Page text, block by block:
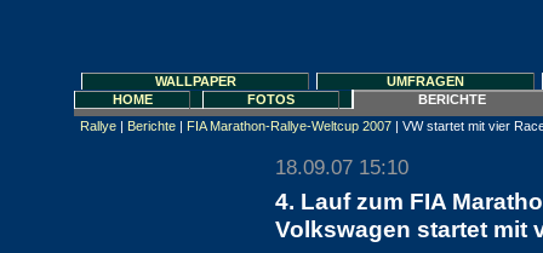
WALLPAPER
UMFRAGEN
HOME
FOTOS
BERICHTE
Rallye | Berichte | FIA Marathon-Rallye-Weltcup 2007 | VW startet mit vier
18.09.07 15:10
4. Lauf zum FIA
Volkswagen startet mit